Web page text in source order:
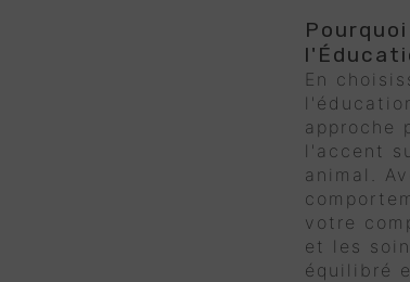
En
approche
l'accent
animal.
votre
et les
équilibré